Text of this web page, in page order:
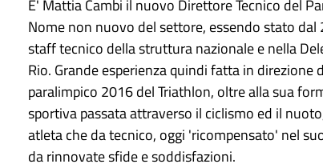
E' Mattia Cambi il nuovo Direttore Tecnico del
Nome non nuovo del settore, essendo stato dal
staff tecnico della struttura nazionale e nella
Rio. Grande esperienza quindi fatta in direzione
paralimpico 2016 del Triathlon, oltre alla sua
sportiva passata attraverso il ciclismo ed il
atleta che da tecnico, oggi 'ricompensato' nel
da rinnovate sfide e soddisfazioni.